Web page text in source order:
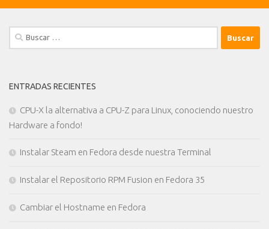
Buscar:
ENTRADAS RECIENTES
CPU-X la alternativa a CPU-Z para Linux, conociendo nuestro
Hardware a fondo!
Instalar Steam en Fedora desde nuestra Terminal
Instalar el Repositorio RPM Fusion en Fedora 35
Cambiar el Hostname en Fedora